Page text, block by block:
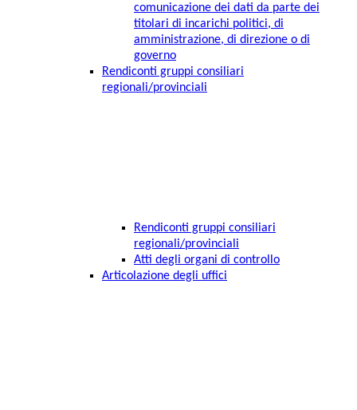
comunicazione dei dati da parte dei
titolari di incarichi politici, di
amministrazione, di direzione o di
governo
Rendiconti gruppi consiliari
regionali/provinciali
Rendiconti gruppi consiliari
regionali/provinciali
Atti degli organi di controllo
Articolazione degli uffici